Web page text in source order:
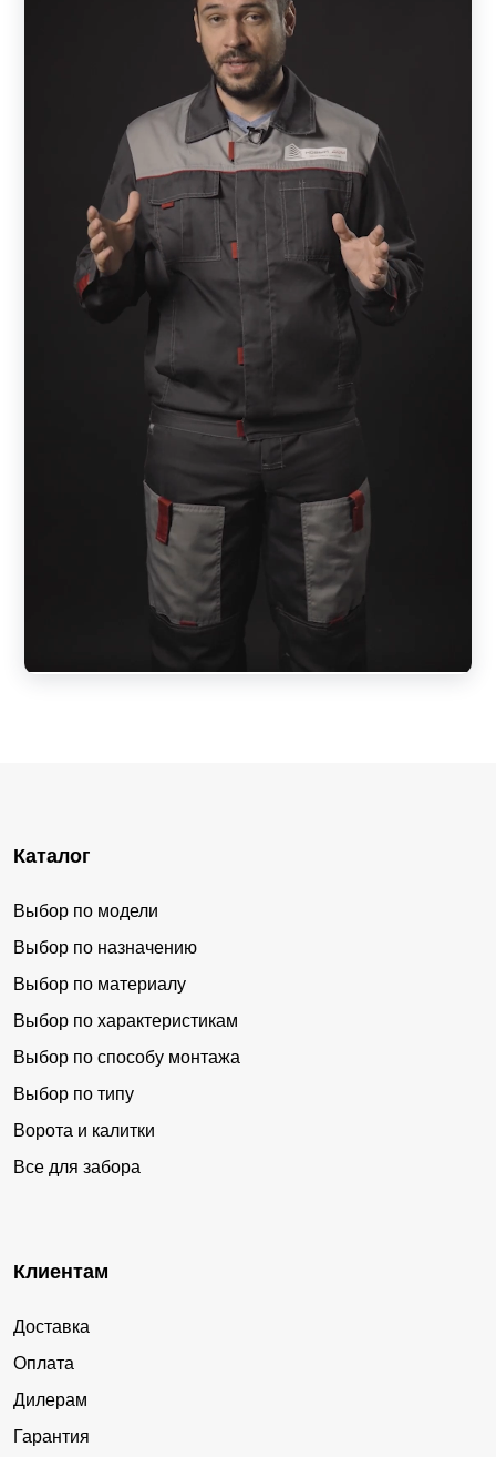
Каталог
Выбор по модели
Выбор по назначению
Выбор по материалу
Выбор по характеристикам
Выбор по способу монтажа
Выбор по типу
Ворота и калитки
Все для забора
Клиентам
Доставка
Оплата
Дилерам
Гарантия